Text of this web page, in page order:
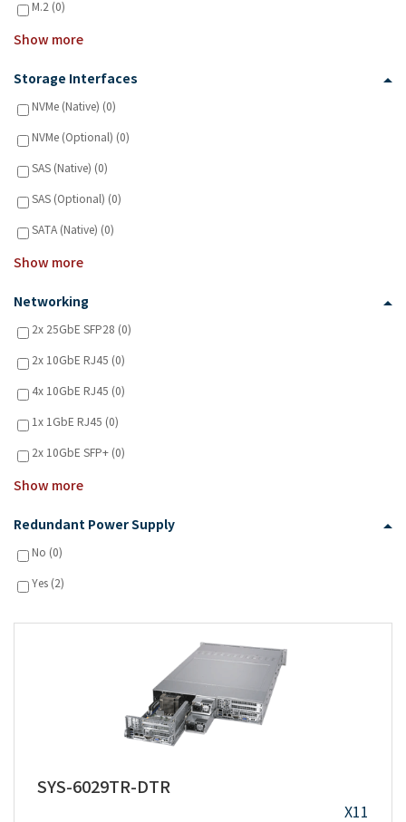
M.2 (0)
Show more
Storage Interfaces
NVMe (Native) (0)
NVMe (Optional) (0)
SAS (Native) (0)
SAS (Optional) (0)
SATA (Native) (0)
Show more
Networking
2x 25GbE SFP28 (0)
2x 10GbE RJ45 (0)
4x 10GbE RJ45 (0)
1x 1GbE RJ45 (0)
2x 10GbE SFP+ (0)
Show more
Redundant Power Supply
No (0)
Yes (2)
SYS-6029TR-DTR
X11